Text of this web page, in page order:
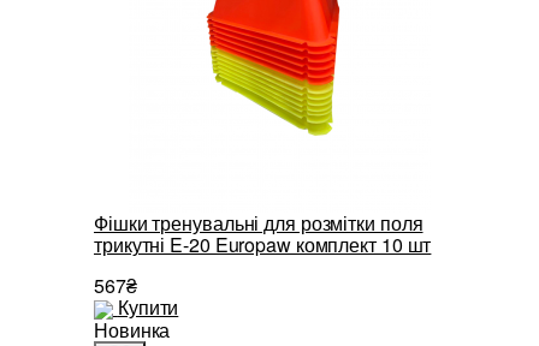
Фішки тренувальні для розмітки поля
трикутні E-20 Europaw комплект 10 шт
567₴
Купити
Новинка